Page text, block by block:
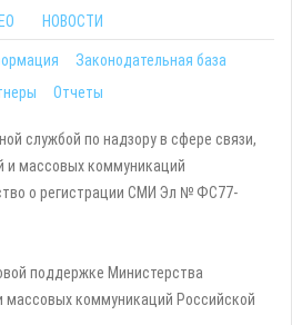
НОВОСТИ
Законодательная база
Отчеты
службой по надзору в сфере связи,
и массовых коммуникаций
о регистрации СМИ Эл № ФС77-
поддержке Министерства
массовых коммуникаций Российской